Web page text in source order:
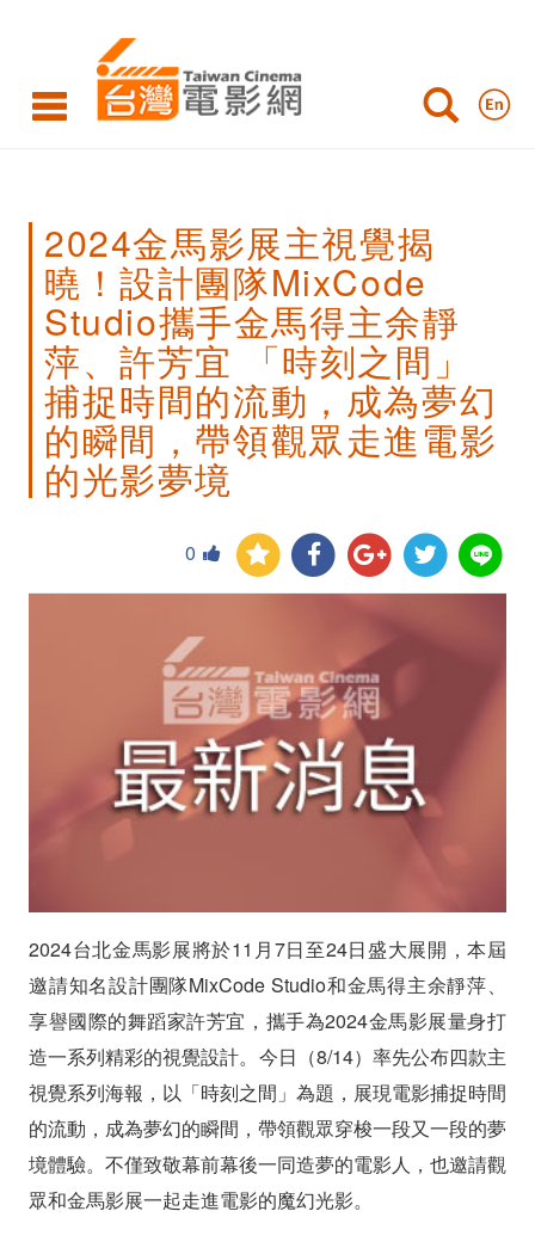
馬
展
曉！
設
團
MixCode
手
馬
得
主
余
靜
萍、
許
2024金馬影展主視覺揭
曉！設計團隊MixCode
Studio攜手金馬得主余靜
萍、許芳宜 「時刻之間」
捕捉時間的流動，成為夢幻
的瞬間，帶領觀眾走進電影
的光影夢境
0
2024台北金馬影展將於11月7日至24日盛大展開，本屆
邀請知名設計團隊MixCode Studio和金馬得主余靜萍、
享譽國際的舞蹈家許芳宜，攜手為2024金馬影展量身打
造一系列精彩的視覺設計。今日（8/14）率先公布四款主
視覺系列海報，以「時刻之間」為題，展現電影捕捉時間
的流動，成為夢幻的瞬間，帶領觀眾穿梭一段又一段的夢
境體驗。不僅致敬幕前幕後一同造夢的電影人，也邀請觀
眾和金馬影展一起走進電影的魔幻光影。